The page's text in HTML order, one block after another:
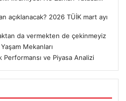
açıklanacak? 2026 TÜİK mart ayı
da vermekten de çekinmeyiz
Mekanları
Performansı ve Piyasa Analizi